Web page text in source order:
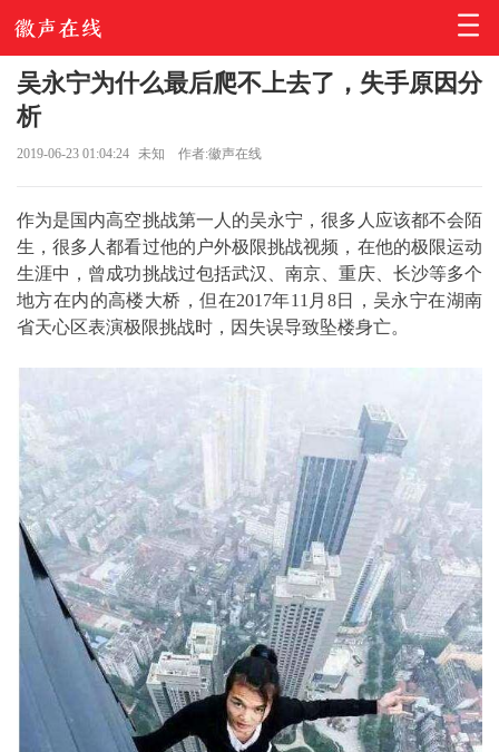
吴永宁为什么最后爬不上去了，失手原因分
析
2019-06-23 01:04:24 未知 作者:徽声在线
作为是国内高空挑战第一人的吴永宁，很多人应该都不会陌
生，很多人都看过他的户外极限挑战视频，在他的极限运动
生涯中，曾成功挑战过包括武汉、南京、重庆、长沙等多个
地方在内的高楼大桥，但在2017年11月8日，吴永宁在湖南
省天心区表演极限挑战时，因失误导致坠楼身亡。